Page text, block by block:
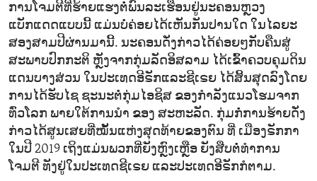
ການໂຈມຕີທີ່ຮ້າຍແຮງຕໍ່ພົນລະເຮືອນຢູ່ນະຄອນຫຼວງ
ແບັກແດດແບບນີ້ ແມ່ນບໍ່ຄ່ອຍໄດ້ເຫັນກັນປານໃດ ໃນໄລຍະ
ສອງສາມປີຜ່ານມານີ້. ນະຄອນດັ່ງກ່າວໄດ້ຄ່ອຍໆກັບຄືນສູ່
ສະພາບປົກກະຕິ ຫຼັງຈາກກຸ່ມລັດອິສລາມ ໄດ້ເຂົ້າຄວບຄຸມດິນ
ແດນບາງສ່ວນ ໃນປະເທດອີຣັກແລະຊີເຣຍ ໄດ້ສິ້ນສຸດລົງໂດຍ
ການໄດ້ຮັບໄຊ ຊະນະຕໍ່ກຸ່ມໄອຊິສ ຂອງກຳລັງແນວໂຮມຈາກ
ທົ່ວໂລກ ພາຍໃຕ້ການນຳ ຂອງ ສະຫະລັດ. ກຸ່ມກໍ່ການຮ້າຍດັ່ງ
ກ່າວໄດ້ສູນເສຍທີ່ໝັ້ນແຫ່ງສຸດທ້າຍຂອງຕົນ ທີ່ ເມືອງຣັກກາ
ໃນປີ 2019 ເຖິງແມ່ນພວກທີ່ຍັງຫຼົງເຫຼືອ ຍັງສືບຕໍ່ທຳການ
ໂຈມຕີ ທັງຢູ່ໃນປະເທດຊີເຣຍ ແລະປະເທດອີຣັກກໍຕາມ.